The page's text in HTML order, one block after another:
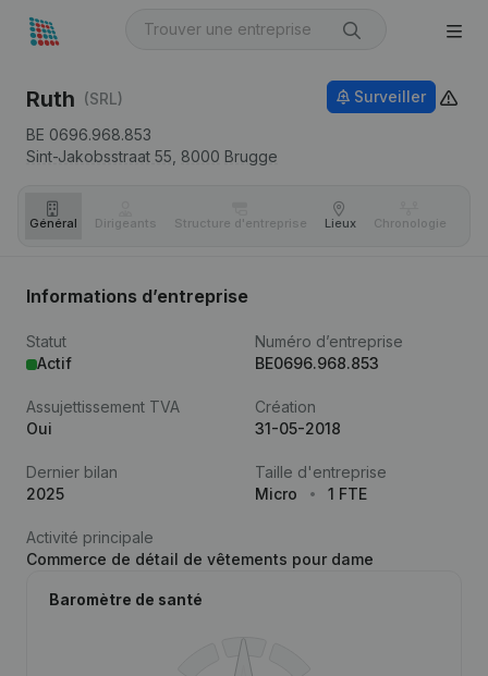
Ruth (SRL)
BE 0696.968.853
Sint-Jakobsstraat 55, 8000 Brugge
Surveiller
Général Dirigeants Structure d'entreprise Lieux Chronologie
Informations d’entreprise
Statut
Actif
Numéro d’entreprise
BE0696.968.853
Assujettissement TVA
Oui
Création
31-05-2018
Dernier bilan
2025
Taille d'entreprise
Micro
1 FTE
Activité principale
Commerce de détail de vêtements pour dame
Baromètre de santé